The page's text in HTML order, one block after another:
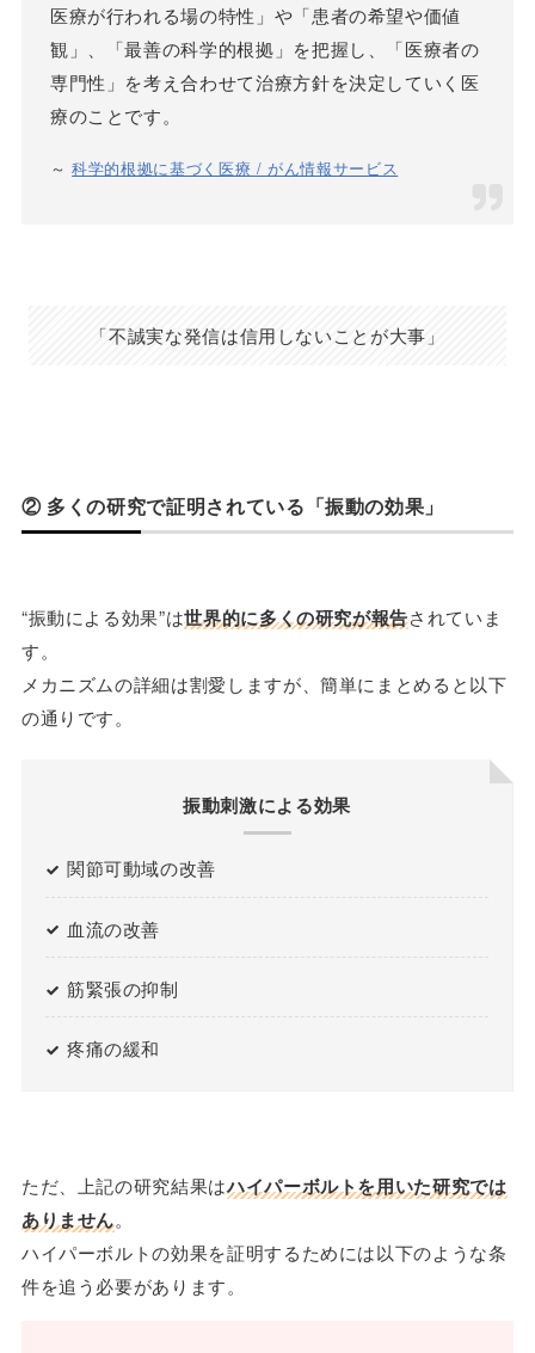
医療が行われる場の特性」や「患者の希望や価値
観」、「最善の科学的根拠」を把握し、「医療者の
専門性」を考え合わせて治療方針を決定していく医
療のことです。
～科学的根拠に基づく医療 / がん情報サービス
「不誠実な発信は信用しないことが大事」
② 多くの研究で証明されている「振動の効果」
“振動による効果”は世界的に多くの研究が報告されていま
す。
メカニズムの詳細は割愛しますが、簡単にまとめると以下
の通りです。
振動刺激による効果
関節可動域の改善
血流の改善
筋緊張の抑制
疼痛の緩和
ただ、上記の研究結果はハイパーボルトを用いた研究では
ありません。
ハイパーボルトの効果を証明するためには以下のような条
件を追う必要があります。